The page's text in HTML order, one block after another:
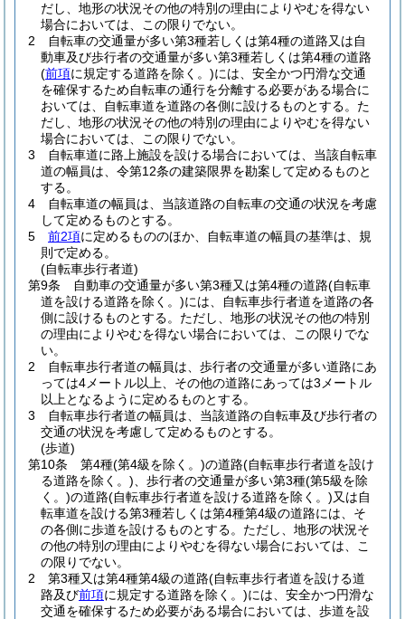
だし、地形の状況その他の特別の理由によりやむを得ない
場合においては、この限りでない。
2
自転車の交通量が多い第3種若しくは第4種の道路又は自
動車及び歩行者の交通量が多い第3種若しくは第4種の道路
(前項に規定する道路を除く。)には、安全かつ円滑な交通
を確保するため自転車の通行を分離する必要がある場合に
おいては、自転車道を道路の各側に設けるものとする。 た
だし、地形の状況その他の特別の理由によりやむを得ない
場合においては、この限りでない。
3
自転車道に路上施設を設ける場合においては、当該自転車
道の幅員は、令第12条の建築限界を勘案して定めるものと
する。
4
自転車道の幅員は、当該道路の自転車の交通の状況を考慮
して定めるものとする。
5
前2項に定めるもののほか、自転車道の幅員の基準は、規
則で定める。
(自転車歩行者道)
第9条
自動車の交通量が多い第3種又は第4種の道路(自転車
道を設ける道路を除く。)には、自転車歩行者道を道路の各
側に設けるものとする。 ただし、地形の状況その他の特別
の理由によりやむを得ない場合においては、この限りでな
い。
2
自転車歩行者道の幅員は、歩行者の交通量が多い道路にあ
っては4メートル以上、その他の道路にあっては3メートル
以上となるように定めるものとする。
3
自転車歩行者道の幅員は、当該道路の自転車及び歩行者の
交通の状況を考慮して定めるものとする。
(歩道)
第10条
第4種(第4級を除く。)の道路(自転車歩行者道を設け
る道路を除く。) 、歩行者の交通量が多い第3種(第5級を除
く。)の道路(自転車歩行者道を設ける道路を除く。)又は自
転車道を設ける第3種若しくは第4種第4級の道路には、そ
の各側に歩道を設けるものとする。 ただし、地形の状況そ
の他の特別の理由によりやむを得ない場合においては、こ
の限りでない。
2
第3種又は第4種第4級の道路(自転車歩行者道を設ける道
路及び前項に規定する道路を除く。)には、安全かつ円滑な
交通を確保するため必要がある場合においては、歩道を設